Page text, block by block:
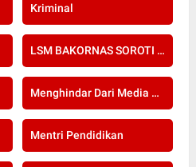
Kriminal
LSM BAKORNAS SOROTI RE-SERTIFIKASI KOMPETENSI APOTEKER YANG DI SELENGGARAKAN OLEH KOLEGIUM FARMASI
Menghindar Dari Media Setelah Terbongkar Kasus Dugaan Gratifikasi Komisioner KPU Kota Bogor
Mentri Pendidikan